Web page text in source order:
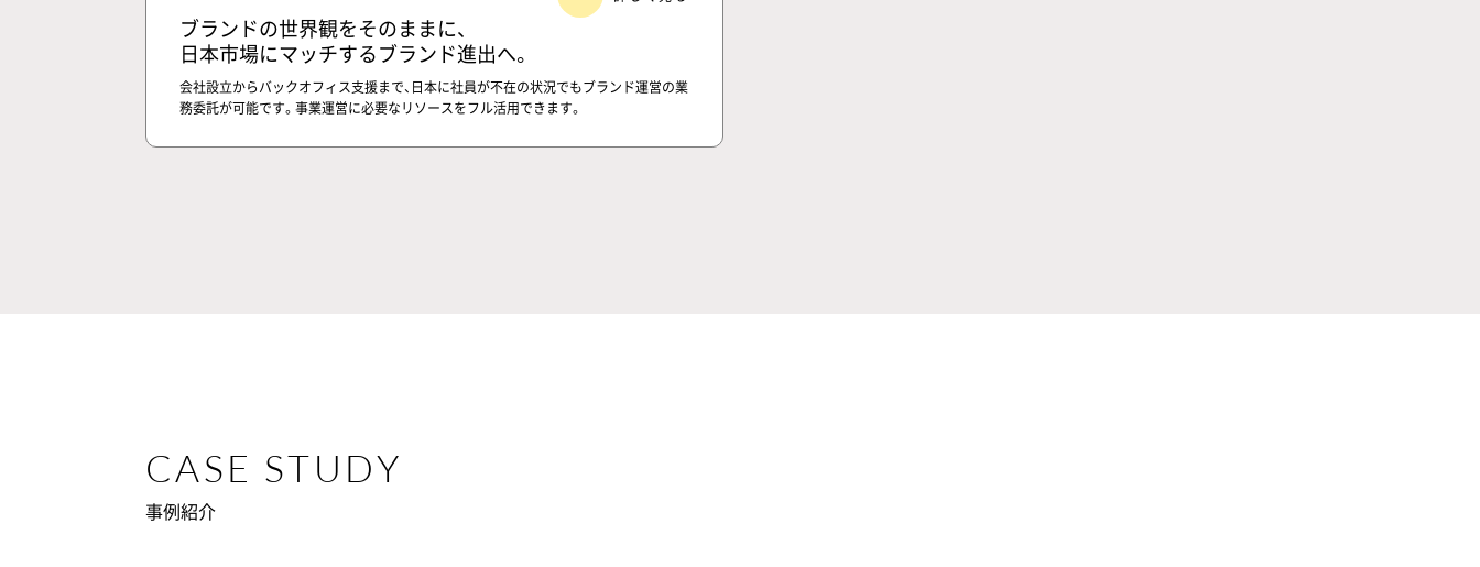
ブランドの世界観をそのままに、
日本市場にマッチするブランド進出へ。
会社設立からバックオフィス支援まで、日本に社員が不在の状況でもブランド運営の業
務委託が可能です。事業運営に必要なリソースをフル活用できます。
CASE STUDY
事例紹介